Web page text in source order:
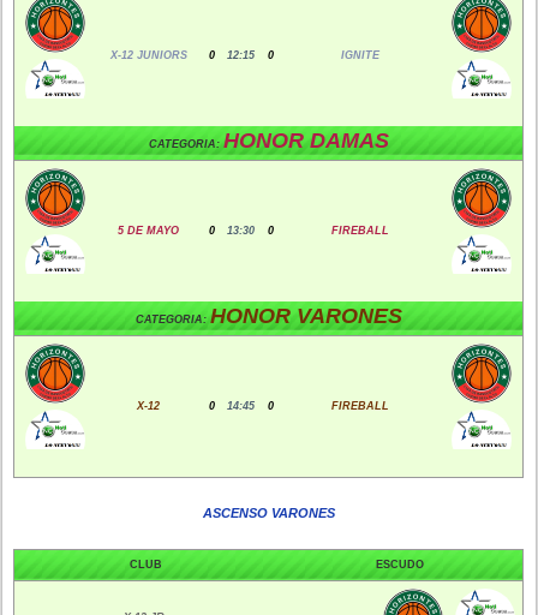
X-12 JUNIORS 0 12:15 0 IGNITE
CATEGORIA:HONOR DAMAS
5 DE MAYO 0 13:30 0 FIREBALL
CATEGORIA:HONOR VARONES
X-12 0 14:45 0 FIREBALL
ASCENSO VARONES
CLUB ESCUDO